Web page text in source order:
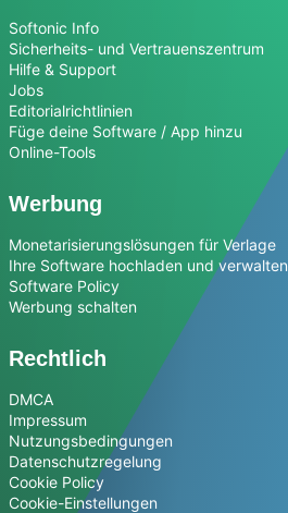
Softonic Info
Sicherheits- und Vertrauenszentrum
Hilfe & Support
Jobs
Editorialrichtlinien
Füge deine Software / App hinzu
Online-Tools
Werbung
Monetarisierungslösungen für Verlage
Ihre Software hochladen und verwalten
Software Policy
Werbung schalten
Rechtlich
DMCA
Impressum
Nutzungsbedingungen
Datenschutzregelung
Cookie Policy
Cookie-Einstellungen